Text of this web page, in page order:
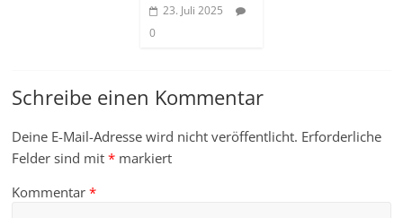
23. Juli 2025
0
Schreibe einen Kommentar
Deine E-Mail-Adresse wird nicht veröffentlicht. Erforderliche
Felder sind mit* markiert
Kommentar*